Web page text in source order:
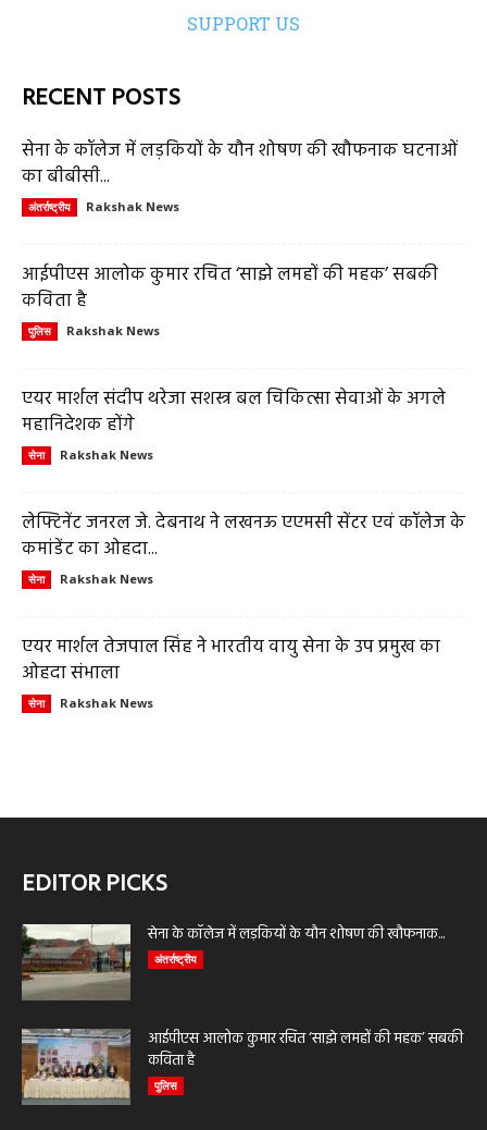
SUPPORT US
RECENT POSTS
सेना के कॉलेज में लड़कियों के यौन शोषण की खौफनाक घटनाओं
का बीबीसी...
अंतर्राष्ट्रीय Rakshak News
आईपीएस आलोक कुमार रचित ‘साझे लमहों की महक’ सबकी
कविता है
पुलिस Rakshak News
एयर मार्शल संदीप थरेजा सशस्त्र बल चिकित्सा सेवाओं के अगले
महानिदेशक होंगे
सेना Rakshak News
लेफ्टिनेंट जनरल जे. देबनाथ ने लखनऊ एएमसी सेंटर एवं कॉलेज के
कमांडेंट का ओहदा...
सेना Rakshak News
एयर मार्शल तेजपाल सिंह ने भारतीय वायु सेना के उप प्रमुख का
ओहदा संभाला
सेना Rakshak News
EDITOR PICKS
सेना के कॉलेज में लड़कियों के यौन शोषण की खौफनाक...
अंतर्राष्ट्रीय
आईपीएस आलोक कुमार रचित ‘साझे लमहों की महक’ सबकी
कविता है
पुलिस